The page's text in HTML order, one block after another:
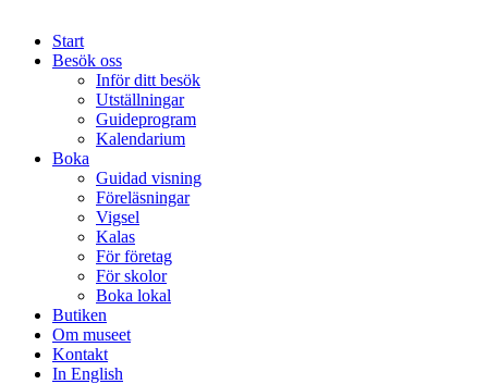
Start
Besök oss
Inför ditt besök
Utställningar
Guideprogram
Kalendarium
Boka
Guidad visning
Föreläsningar
Vigsel
Kalas
För företag
För skolor
Boka lokal
Butiken
Om museet
Kontakt
In English